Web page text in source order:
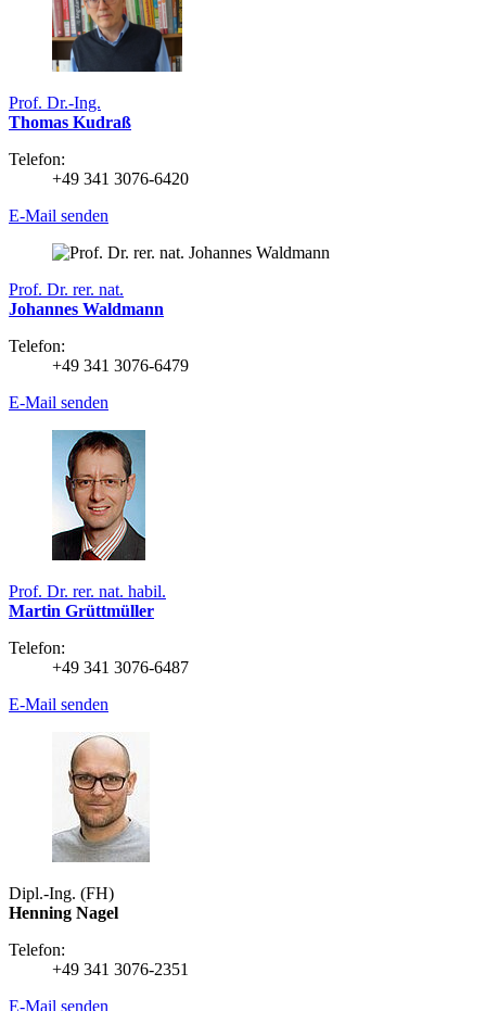
Prof. Dr.-Ing.
Thomas Kudraß
Telefon:
+49 341 3076-6420
E-Mail senden
Prof. Dr. rer. nat.
Johannes Waldmann
Telefon:
+49 341 3076-6479
E-Mail senden
Prof. Dr. rer. nat. habil.
Martin Grüttmüller
Telefon:
+49 341 3076-6487
E-Mail senden
Dipl.-Ing. (FH)
Henning Nagel
Telefon:
+49 341 3076-2351
E-Mail senden